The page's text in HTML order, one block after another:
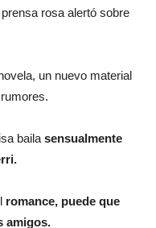
rosa alertó sobre
un nuevo material
bailasensualmente
romance, puede que
amigos.